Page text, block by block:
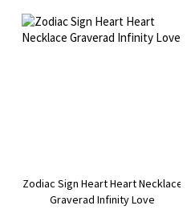
Zodiac Sign Heart Heart Necklace
Graverad Infinity Love